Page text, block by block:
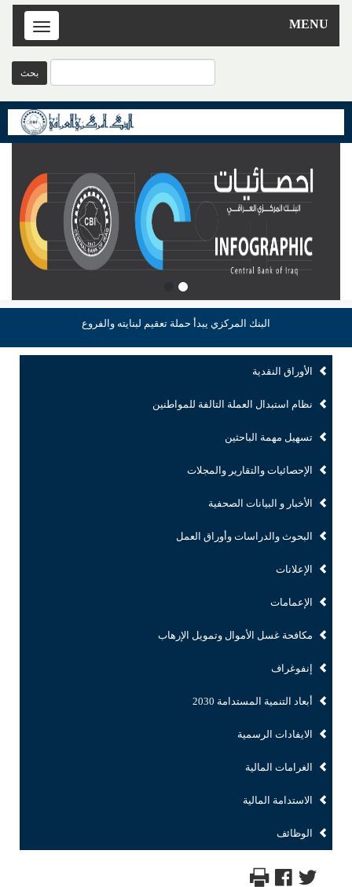
MENU
Toggle
البنك المركزي يبدأ حملة تعقيم لبنايته والفروع
الأوراق النقدية
نظام استبدال العملة التالفة للمواطنين
تسهيل مهمة الباحثين
الإحصائيات والتقارير والمجلات
الأخبار و البيانات الصحفية
البحوث والدراسات وأوراق العمل
الإعلانات
الإعمامات
مكافحة غسل الأموال وتمويل الإرهاب
إنفوغراف
أبعاد التنمية المستدامة 2030
الايفادات الرسمية
الغرامات المالية
الاستدامة المالية
الوظائف